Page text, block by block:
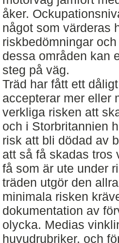
åker.
något som värderas
riskbedömningar
dessa områden kan
steg på väg.
Träd har fått ett
accepterar mer eller
verkliga risken att
och i Storbritannien
risk att bli dödad av
att så få skadas tros
få som är ute under
träden utgör den
minimala risken
dokumentation av
olycka. Medias
huvudrubriker, och